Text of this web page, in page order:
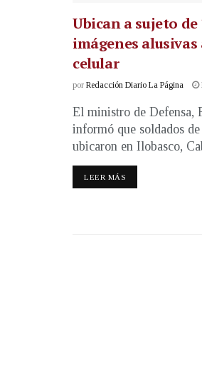
Ubican a sujeto de
imágenes
celular
por Redacción Diario La Página
El ministro de Defensa,
informó que soldados
ubicaron en Ilobasco,
LEER MÁS